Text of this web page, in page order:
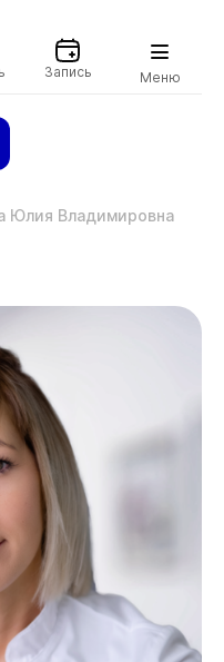
Запись Меню
Юлия Владимировна